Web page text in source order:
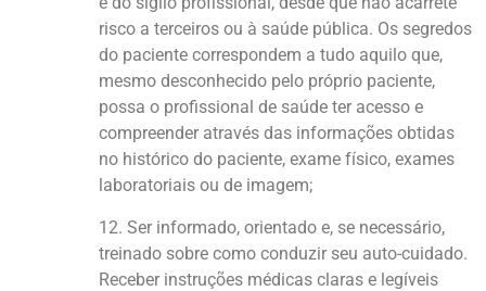
risco a terceiros ou à saúde pública. Os segredos
do paciente correspondem a tudo aquilo que,
mesmo desconhecido pelo próprio paciente,
possa o profissional de saúde ter acesso e
compreender através das informações obtidas
no histórico do paciente, exame físico, exames
laboratoriais ou de imagem;
12. Ser informado, orientado e, se necessário,
treinado sobre como conduzir seu auto-cuidado.
Receber instruções médicas claras e legíveis